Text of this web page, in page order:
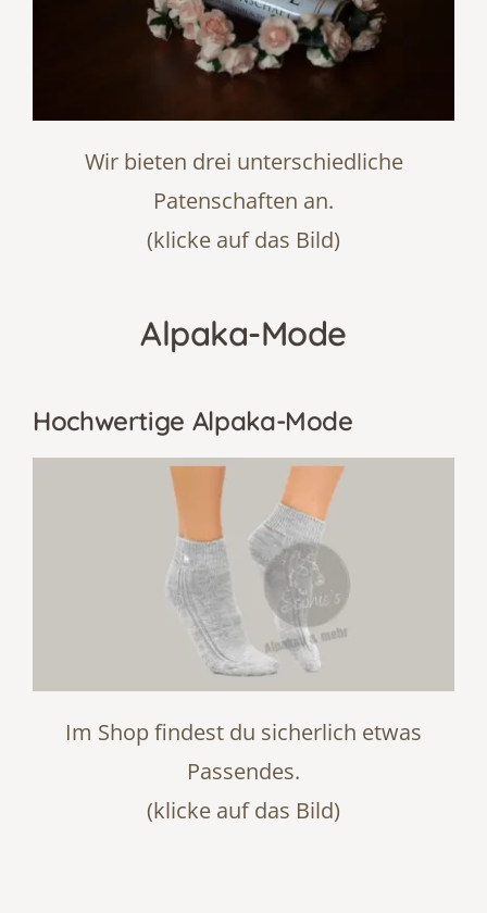
Wir bieten drei unterschiedliche
Patenschaften an.
(klicke auf das Bild)
Alpaka-Mode
Hochwertige Alpaka-Mode
Im Shop findest du sicherlich etwas
Passendes.
(klicke auf das Bild)